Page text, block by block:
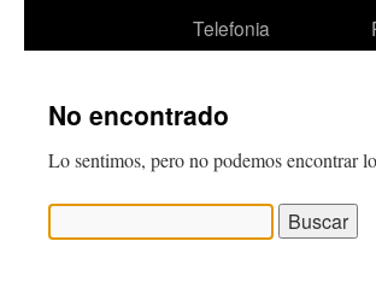
Telefonia
No encontrado
Lo sentimos, pero no podemos encontrar